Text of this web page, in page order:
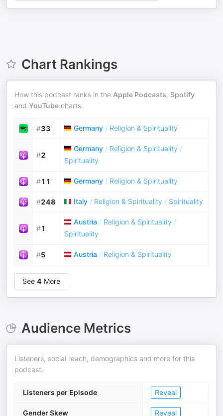
Chart Rankings
How this podcast ranks in the Apple Podcasts, Spotify
and YouTube charts.
#33 Germany / Religion & Spirituality
#2
Germany / Religion & Spirituality /
Spirituality
#11 Germany / Religion & Spirituality
#248 Italy / Religion & Spirituality / Spirituality
#1
Austria / Religion & Spirituality /
Spirituality
#5 Austria / Religion & Spirituality
See 4 More
Audience Metrics
Listeners, social reach, demographics and more for this
podcast.
Listeners per Episode Reveal
Gender Skew Reveal